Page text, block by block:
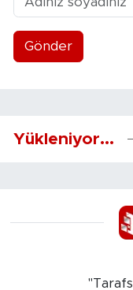
Gönder
Yükleniyor...